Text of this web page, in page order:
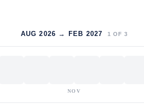
AUG 2026 → FEB 2027 1 OF 3
NOV